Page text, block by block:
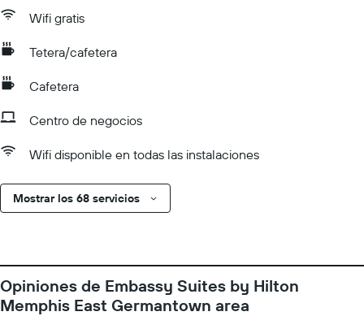
Wifi gratis
Tetera/cafetera
Cafetera
Centro de negocios
Wifi disponible en todas las instalaciones
Mostrar los 68 servicios
Opiniones de Embassy Suites by Hilton
Memphis East Germantown area